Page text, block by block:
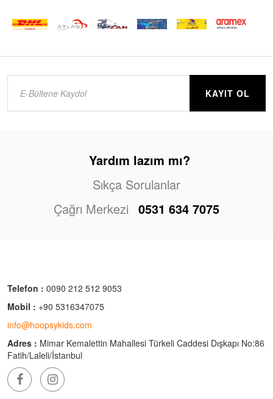
KAYIT OL
Yardım lazım mı?
Sıkça Sorulanlar
Çağrı Merkezi 0531 634 7075
Telefon : 0090 212 512 9053
Mobil : +90 5316347075
info@hoopsykids.com
Adres : Mimar Kemalettin Mahallesi Türkeli Caddesi Dışkapı No:86
Fatih/Laleli/İstanbul